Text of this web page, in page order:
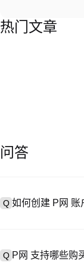
热门文章
问答
Q 如何创建 P网 账
Q P网 支持哪些购